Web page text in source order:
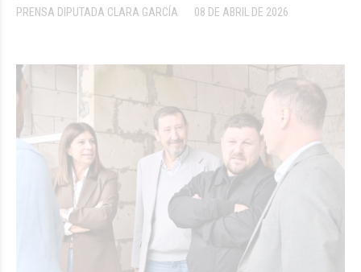
08 DE ABRIL DE 2026
PRENSA DIPUTADA CLARA GARCÍA